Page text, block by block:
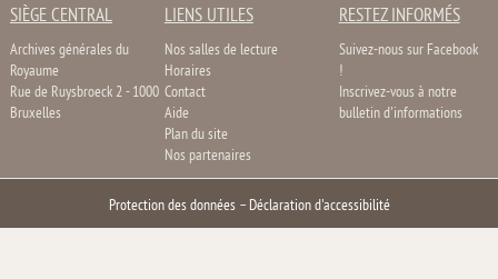
SIÈGE CENTRAL
Archives générales du
Royaume
Rue de Ruysbroeck 2 - 1000
Bruxelles
LIENS UTILES
Nos salles de lecture
Horaires
Contact
Aide
Plan du site
Nos partenaires
RESTEZ INFORMÉS
Suivez-nous sur Facebook
!
Inscrivez-vous à notre
bulletin d'informations
Protection des données– Déclaration d'accessibilité